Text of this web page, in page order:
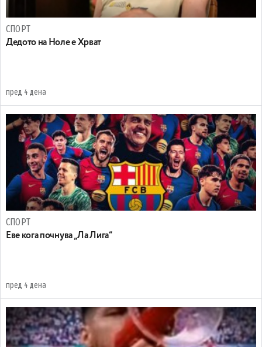
СПОРТ
Дедото на Ноле е Хрват
пред 4 дена
СПОРТ
Еве кога почнува „Ла Лига“
пред 4 дена